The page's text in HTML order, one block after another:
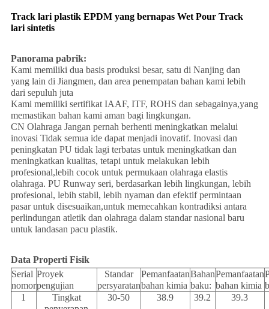
Track lari plastik EPDM yang bernapas Wet Pour Track
lari sintetis
Panorama pabrik:
Kami memiliki dua basis produksi besar, satu di Nanjing dan
yang lain di Jiangmen, dan area penempatan bahan kami lebih
dari sepuluh juta
Kami memiliki sertifikat IAAF, ITF, ROHS dan sebagainya,yang
memastikan bahan kami aman bagi lingkungan.
CN Olahraga Jangan pernah berhenti meningkatkan melalui
inovasi Tidak semua ide dapat menjadi inovatif. Inovasi dan
peningkatan PU tidak lagi terbatas untuk meningkatkan dan
meningkatkan kualitas, tetapi untuk melakukan lebih
profesional,lebih cocok untuk permukaan olahraga elastis
olahraga. PU Runway seri, berdasarkan lebih lingkungan, lebih
profesional, lebih stabil, lebih nyaman dan efektif permintaan
pasar untuk disesuaikan,untuk memecahkan kontradiksi antara
perlindungan atletik dan olahraga dalam standar nasional baru
untuk landasan pacu plastik.
Data Properti Fisik
Serial
nomor
Proyek
pengujian
Standar
persyaratan
Pemanfaatan
bahan kimia
Bahan
baku:
Pemanfaatan
bahan kimia
1
Tingkat
30-50 38.9 39.2 39.3